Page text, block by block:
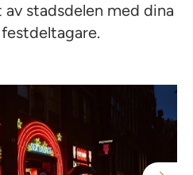
stadsdelen med dina